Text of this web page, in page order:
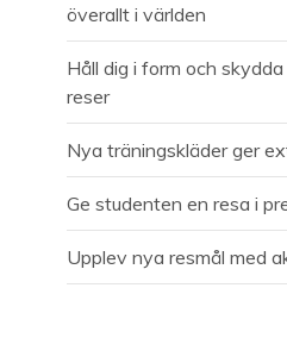
överallt i världen
Håll dig i form och
reser
Nya träningskläder ger
Ge studenten en resa i
Upplev nya resmål med